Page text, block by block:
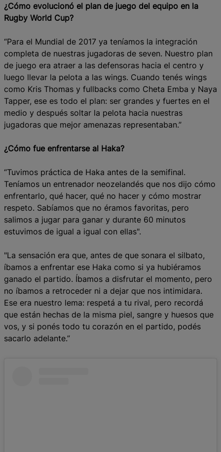
¿Cómo evolucionó el plan de juego del equipo en la
Rugby World Cup?
“Para el Mundial de 2017 ya teníamos la integración
completa de nuestras jugadoras de seven. Nuestro plan
de juego era atraer a las defensoras hacia el centro y
luego llevar la pelota a las wings. Cuando tenés wings
como Kris Thomas y fullbacks como Cheta Emba y Naya
Tapper, ese es todo el plan: ser grandes y fuertes en el
medio y después soltar la pelota hacia nuestras
jugadoras que mejor amenazas representaban.”
¿Cómo fue enfrentarse al Haka?
“Tuvimos práctica de Haka antes de la semifinal.
Teníamos un entrenador neozelandés que nos dijo cómo
enfrentarlo, qué hacer, qué no hacer y cómo mostrar
respeto. Sabíamos que no éramos favoritas, pero
salimos a jugar para ganar y durante 60 minutos
estuvimos de igual a igual con ellas".
"La sensación era que, antes de que sonara el silbato,
íbamos a enfrentar ese Haka como si ya hubiéramos
ganado el partido. Íbamos a disfrutar el momento, pero
no íbamos a retroceder ni a dejar que nos intimidara.
Ese era nuestro lema: respetá a tu rival, pero recordá
que están hechas de la misma piel, sangre y huesos que
vos, y si ponés todo tu corazón en el partido, podés
sacarlo adelante.”